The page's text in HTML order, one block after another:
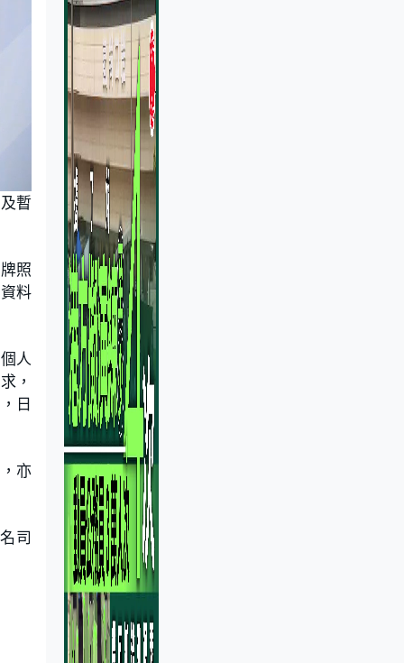
暫
照
料
人
，
日
亦
司